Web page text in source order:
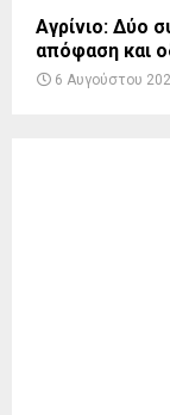
Αγρίνιο: Δύο
απόφαση και
6 Αυγούστου